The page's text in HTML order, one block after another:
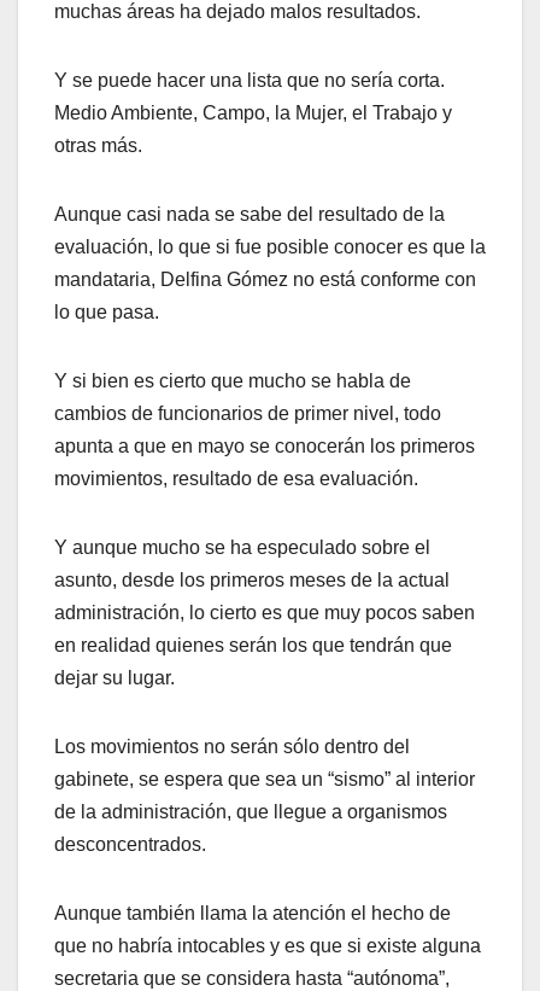
muchas áreas ha dejado malos resultados.
Y se puede hacer una lista que no sería corta.
Medio Ambiente, Campo, la Mujer, el Trabajo y
otras más.
Aunque casi nada se sabe del resultado de la
evaluación, lo que si fue posible conocer es que la
mandataria, Delfina Gómez no está conforme con
lo que pasa.
Y si bien es cierto que mucho se habla de
cambios de funcionarios de primer nivel, todo
apunta a que en mayo se conocerán los primeros
movimientos, resultado de esa evaluación.
Y aunque mucho se ha especulado sobre el
asunto, desde los primeros meses de la actual
administración, lo cierto es que muy pocos saben
en realidad quienes serán los que tendrán que
dejar su lugar.
Los movimientos no serán sólo dentro del
gabinete, se espera que sea un “sismo” al interior
de la administración, que llegue a organismos
desconcentrados.
Aunque también llama la atención el hecho de
que no habría intocables y es que si existe alguna
secretaria que se considera hasta “autónoma”,